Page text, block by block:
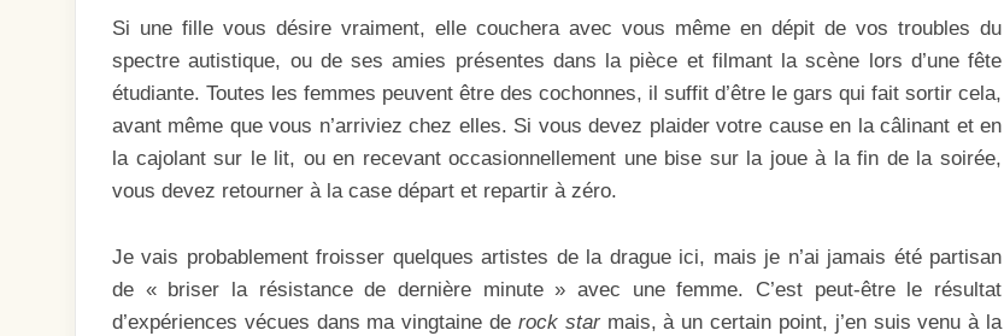
Si une fille vous désire vraiment, elle couchera avec vous même en dépit de vos troubles du
spectre autistique, ou de ses amies présentes dans la pièce et filmant la scène lors d’une fête
étudiante. Toutes les femmes peuvent être des cochonnes, il suffit d’être le gars qui fait sortir cela,
avant même que vous n’arriviez chez elles. Si vous devez plaider votre cause en la câlinant et en
la cajolant sur le lit, ou en recevant occasionnellement une bise sur la joue à la fin de la soirée,
vous devez retourner à la case départ et repartir à zéro.
Je vais probablement froisser quelques artistes de la drague ici, mais je n’ai jamais été partisan
de « briser la résistance de dernière minute » avec une femme. C’est peut-être le résultat
d’expériences vécues dans ma vingtaine de rock starmais, à un certain point, j’en suis venu à la